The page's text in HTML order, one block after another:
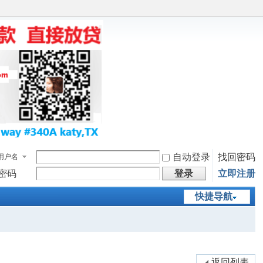
户名 自动登录
找回密码
码
登录 立即注册
快捷导航